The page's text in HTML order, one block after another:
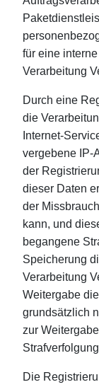
für eine
Verarbeitung
Durch eine
die
Internet-
vergebene IP-
der
dieser Daten
der
kann, und
begangene
Speicherung
Verarbeitung
Weitergabe
grundsätzlich
zur
Die